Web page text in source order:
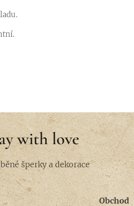
with love
šperky a dekorace
Obchod